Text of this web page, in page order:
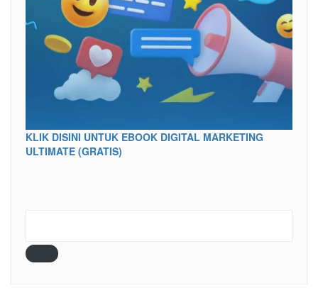
KLIK DISINI UNTUK EBOOK DIGITAL MARKETING
ULTIMATE (GRATIS)